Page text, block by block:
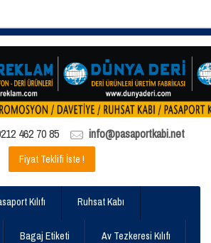
462 70 85 info@pasaportkabi.net
Fiyat Teklifi İste !
Kılıfı Ruhsat Kabı
Bagaj Etiketi Av Tezkeresi Kılıfı